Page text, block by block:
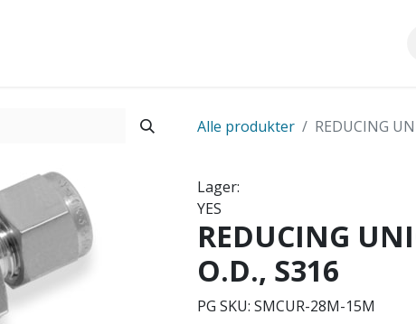
Alle produkter REDUCING
Lager:
YES
REDUCING
O.D., S316
PG SKU: SMCUR-28M-15M